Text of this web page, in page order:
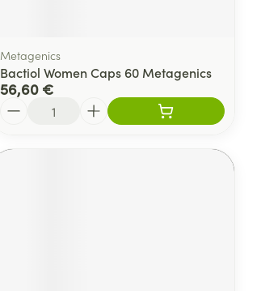
Metagenics
Bactiol Women Caps 60 Metagenics
56,60 €